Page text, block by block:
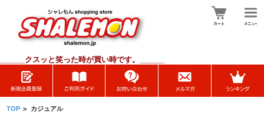
クスッと笑った時が買い時です。______
TOP > カジュアル